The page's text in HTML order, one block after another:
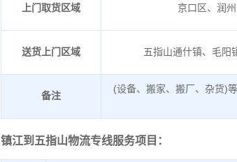
上门取货区域 京口区、润
送货上门区域 五指山通什镇、毛阳
备注
(设备、搬家、搬厂、杂货)
镇江到五指山物流专线服务项目：